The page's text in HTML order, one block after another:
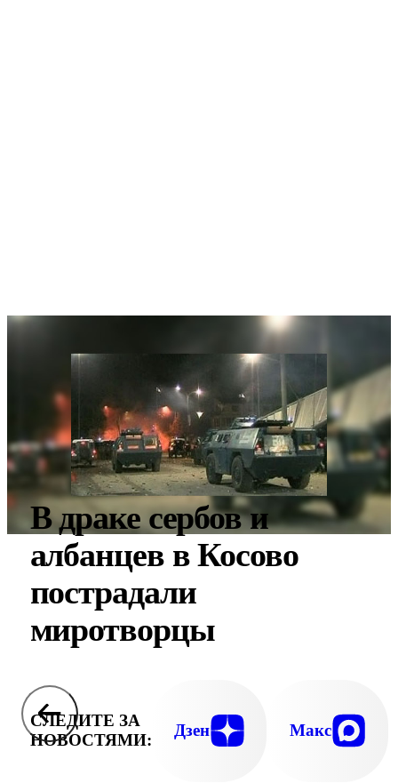
В драке сербов и
албанцев в Косово
пострадали
миротворцы
СЛЕДИТЕ ЗА
НОВОСТЯМИ:
Дзен Макс